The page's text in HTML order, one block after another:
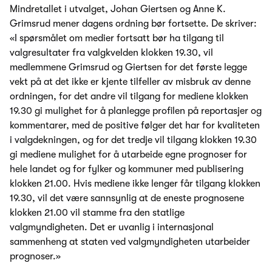
Mindretallet i utvalget, Johan Giertsen og Anne K.
Grimsrud mener dagens ordning bør fortsette. De skriver:
«I spørsmålet om medier fortsatt bør ha tilgang til
valgresultater fra valgkvelden klokken 19.30, vil
medlemmene Grimsrud og Giertsen for det første legge
vekt på at det ikke er kjente tilfeller av misbruk av denne
ordningen, for det andre vil tilgang for mediene klokken
19.30 gi mulighet for å planlegge profilen på reportasjer og
kommentarer, med de positive følger det har for kvaliteten
i valgdekningen, og for det tredje vil tilgang klokken 19.30
gi mediene mulighet for å utarbeide egne prognoser for
hele landet og for fylker og kommuner med publisering
klokken 21.00. Hvis mediene ikke lenger får tilgang klokken
19.30, vil det være sannsynlig at de eneste prognosene
klokken 21.00 vil stamme fra den statlige
valgmyndigheten. Det er uvanlig i internasjonal
sammenheng at staten ved valgmyndigheten utarbeider
prognoser.»